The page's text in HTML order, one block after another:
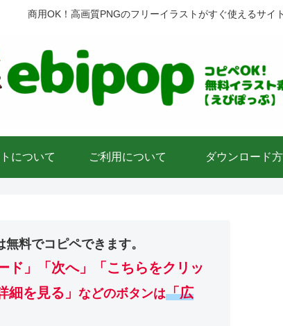
！高画質PNGのフリーイラストがすぐ使えるサイ
について ご利用について ダウンロード
料でコピペできます。
ド」
「次へ」「こちらをクリッ
細を見る」などのボタンは「広